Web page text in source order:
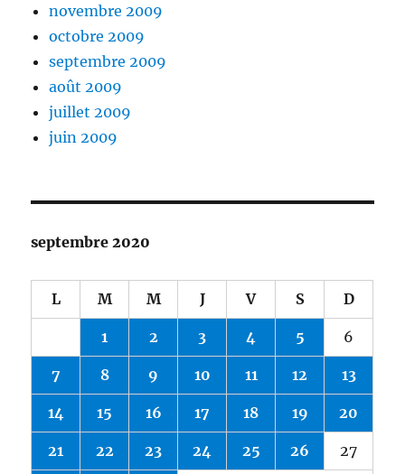
novembre 2009
octobre 2009
septembre 2009
août 2009
juillet 2009
juin 2009
septembre 2020
L M M J V S D
1 2 3 4 5 6
7 8 9 10 11 12 13
14 15 16 17 18 19 20
21 22 23 24 25 26 27